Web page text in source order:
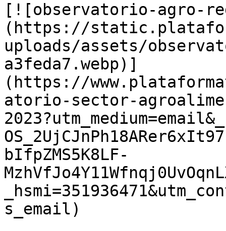
[![observatorio-agro-
(https://
uploads/assets/
a3feda7.webp)]
(https://
atorio-sector-
bIfpZMS5K8LF-
s_email)